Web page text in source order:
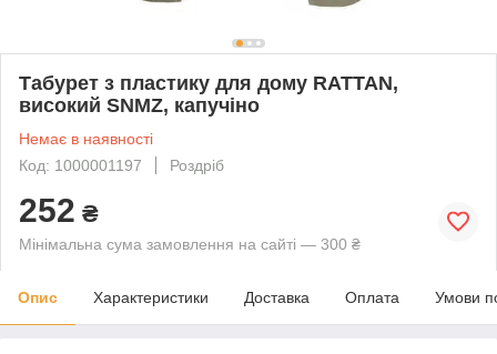
Табурет з пластику для дому RATTAN,
високий SNMZ, капучіно
Немає в наявності
Код: 1000001197
Роздріб
252 ₴
Мінімальна сума замовлення на сайті — 300 ₴
Опис Характеристики Доставка Оплата Умови